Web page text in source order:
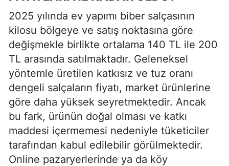
2025 yılında ev yapımı biber salçasının
kilosu bölgeye ve satış noktasına göre
değişmekle birlikte ortalama 140 TL ile 200
TL arasında satılmaktadır. Geleneksel
yöntemle üretilen katkısız ve tuz oranı
dengeli salçaların fiyatı, market ürünlerine
göre daha yüksek seyretmektedir. Ancak
bu fark, ürünün doğal olması ve katkı
maddesi içermemesi nedeniyle tüketiciler
tarafından kabul edilebilir görülmektedir.
Online pazaryerlerinde ya da köy